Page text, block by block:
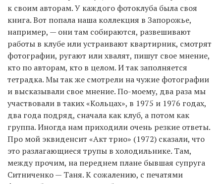
к своим авторам. У каждого фотоклуба была своя
книга. Вот попала наша коллекция в Запорожье,
например, — они там собираются, развешивают
работы в клубе или устраивают квартирник, смотрят
фотографии, ругают или хвалят, пишут свое мнение,
кто по авторам, кто в целом. И так заполняется
тетрадка. Мы так же смотрели на чужие фотографии
и высказывали свое мнение. По-моему, два раза мы
участвовали в таких «Кольцах», в 1975 и 1976 годах,
два года подряд, сначала как клуб, а потом как
группа. Иногда нам приходили очень резкие ответы.
Про мой эквиденсит «Акт трио» (1972) сказали, что
это разлагающиеся трупы в холодильнике. Там,
между прочим, на переднем плане бывшая супруга
Ситниченко — Таня. К сожалению, с печатями